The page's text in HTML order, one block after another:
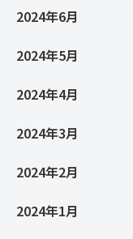
2024年6月
2024年5月
2024年4月
2024年3月
2024年2月
2024年1月